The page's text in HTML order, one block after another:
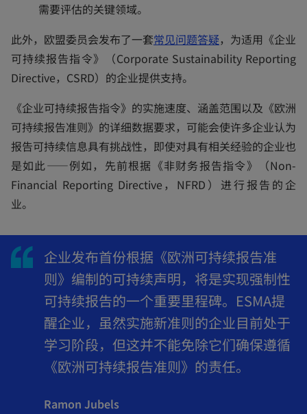
n
a
e
w
t
a
b
需要评估的关键领域。
此外，欧盟委员会发布了一套常见问题答疑o
p
s
i
n
a
n
t
a
b
，为适用《企业
可持续报告指令》（Corporate Sustainability Reporting
Directive，CSRD）的企业提供支持。
《企业可持续报告指令》的实施速度、涵盖范围以及《欧洲
可持续报告准则》的详细数据要求，可能会使许多企业认为
报告可持续信息具有挑战性，即使对具有相关经验的企业也
是如此——例如，先前根据《非财务报告指令》（Non-
Financial Reporting Directive，NFRD）进行报告的企
业。
企业发布首份根据《欧洲可持续报告准
则》编制的可持续声明，将是实现强制性
可持续报告的一个重要里程碑。ESMA提
醒企业，虽然实施新准则的企业目前处于
学习阶段，但这并不能免除它们确保遵循
《欧洲可持续报告准则》的责任。
Ramon Jubels